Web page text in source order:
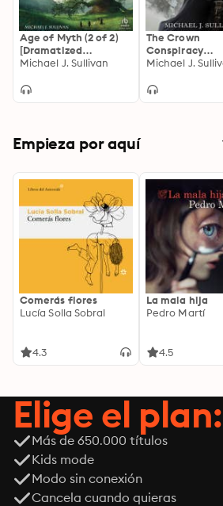
Age of Myth (2 of 2)
[Dramatized
Adaptation]: The
Empire 1
Michael J. Sullivan
The Crown
Conspiracy
[Dramatized
Riyria
Michael J.
Empieza por aquí
Comerás flores
Lucía Solla Sobral
4.3
La mala hija
Pedro Martí
4.5
Elige el plan:
Más de 650.000 títulos
Kids mode
Modo sin conexión
Cancela cuando quieras